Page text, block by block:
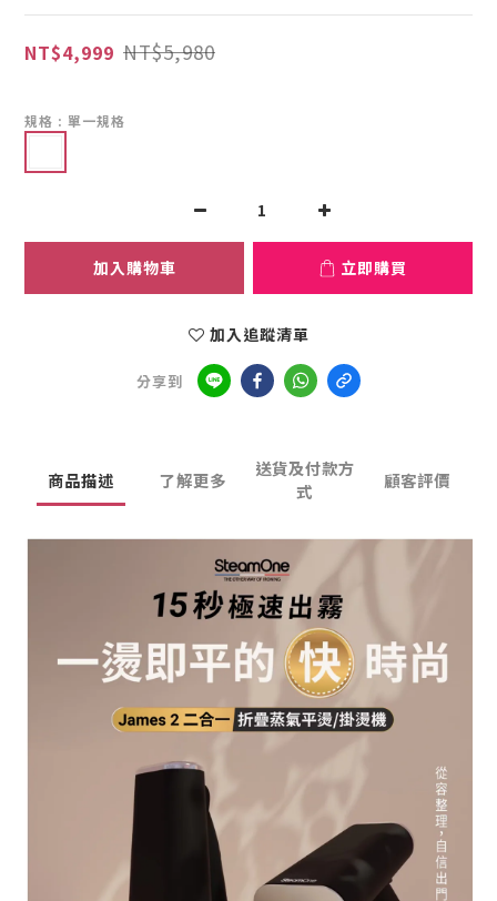
NT$4,999 NT$5,980
規格 : 單一規格
加入購物車 立即購買
加入追蹤清單
分享到
商品描述 了解更多
送貨及付款方
式
顧客評價